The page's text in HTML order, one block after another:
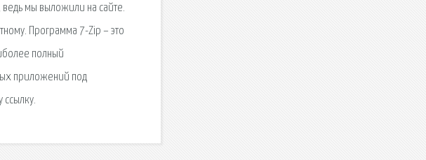
ведь мы выложили на сайте.
Программа 7-Zip – это
полный
приложений под
ссылку.